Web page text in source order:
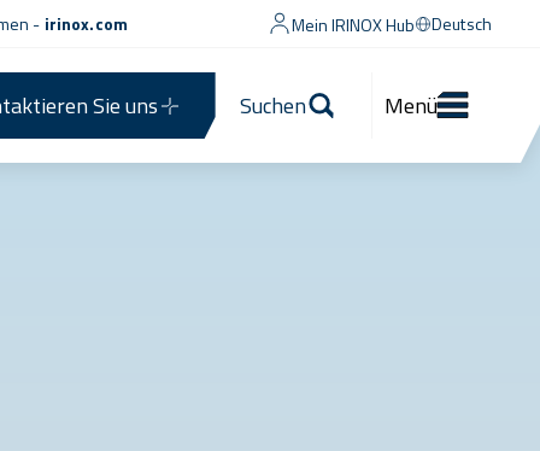
- irinox.com Mein IRINOX Hub Deutsch
Sie uns Suchen Menü